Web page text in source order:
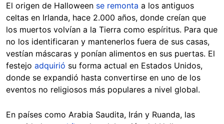
El origen de Halloween se remonta a los antiguos
celtas en Irlanda, hace 2.000 años, donde creían que
los muertos volvían a la Tierra como espíritus. Para que
no los identificaran y mantenerlos fuera de sus casas,
vestían máscaras y ponían alimentos en sus puertas. El
festejo adquirió su forma actual en Estados Unidos,
donde se expandió hasta convertirse en uno de los
eventos no religiosos más populares a nivel global.
En países como Arabia Saudita, Irán y Ruanda, las